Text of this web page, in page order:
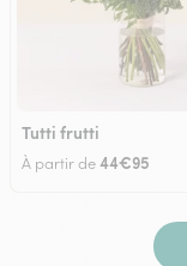
Tutti frutti
À partir de44€95